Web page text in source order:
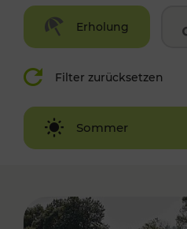
Erholung
Filter zurücksetzen
Sommer
Winter